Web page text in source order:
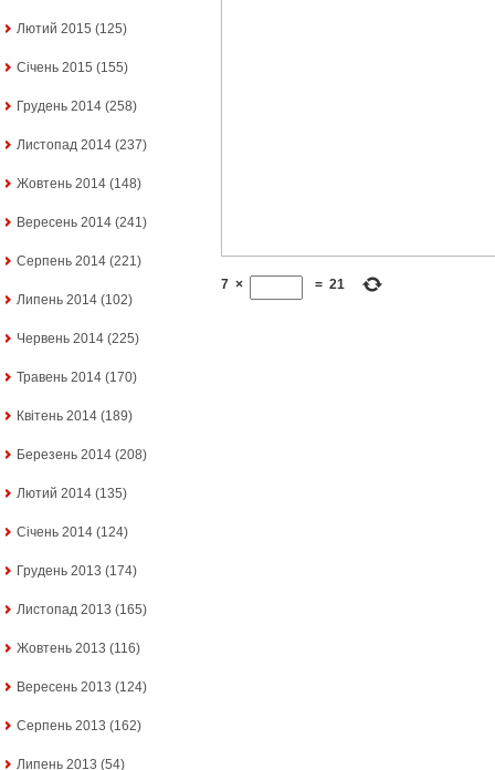
Лютий 2015 (125)
Січень 2015 (155)
Грудень 2014 (258)
Листопад 2014 (237)
Жовтень 2014 (148)
Вересень 2014 (241)
Серпень 2014 (221)
Липень 2014 (102)
Червень 2014 (225)
Травень 2014 (170)
Квітень 2014 (189)
Березень 2014 (208)
Лютий 2014 (135)
Січень 2014 (124)
Грудень 2013 (174)
Листопад 2013 (165)
Жовтень 2013 (116)
Вересень 2013 (124)
Серпень 2013 (162)
Липень 2013 (54)
7 × = 21